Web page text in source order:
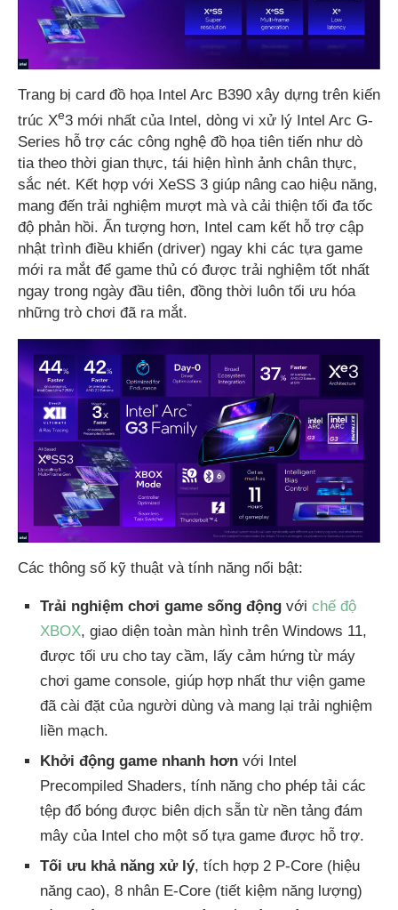
Trang bị card đồ họa Intel Arc B390 xây dựng trên kiến
trúc Xe3 mới nhất của Intel, dòng vi xử lý Intel Arc G-
Series hỗ trợ các công nghệ đồ họa tiên tiến như dò
tia theo thời gian thực, tái hiện hình ảnh chân thực,
sắc nét. Kết hợp với XeSS 3 giúp nâng cao hiệu năng,
mang đến trải nghiệm mượt mà và cải thiện tối đa tốc
độ phản hồi. Ấn tượng hơn, Intel cam kết hỗ trợ cập
nhật trình điều khiển (driver) ngay khi các tựa game
mới ra mắt để game thủ có được trải nghiệm tốt nhất
ngay trong ngày đầu tiên, đồng thời luôn tối ưu hóa
những trò chơi đã ra mắt.
Các thông số kỹ thuật và tính năng nổi bật:
Trải nghiệm chơi game sống động với chế độ
XBOX, giao diện toàn màn hình trên Windows 11,
được tối ưu cho tay cầm, lấy cảm hứng từ máy
chơi game console, giúp hợp nhất thư viện game
đã cài đặt của người dùng và mang lại trải nghiệm
liền mạch.
Khởi động game nhanh hơn với Intel
Precompiled Shaders, tính năng cho phép tải các
tệp đổ bóng được biên dịch sẵn từ nền tảng đám
mây của Intel cho một số tựa game được hỗ trợ.
Tối ưu khả năng xử lý, tích hợp 2 P-Core (hiệu
năng cao), 8 nhân E-Core (tiết kiệm năng lượng)